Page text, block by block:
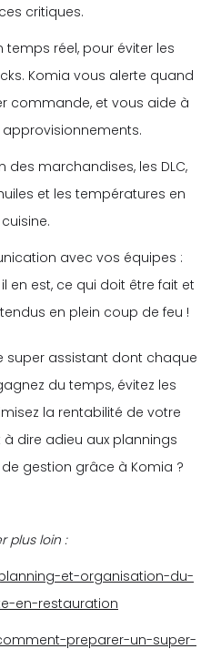
critiques.
temps réel, pour éviter les
Komia vous alerte quand
commande, et vous aide à
des marchandises, les DLC,
et les températures en
cuisine.
avec vos équipes :
en est, ce qui doit être fait et
en plein coup de feu !
super assistant dont chaque
du temps, évitez les
la rentabilité de votre
dire adieu aux plannings
gestion grâce à Komia ?
plus loin :
et-organisation-du-
en-restauration
preparer-un-super-